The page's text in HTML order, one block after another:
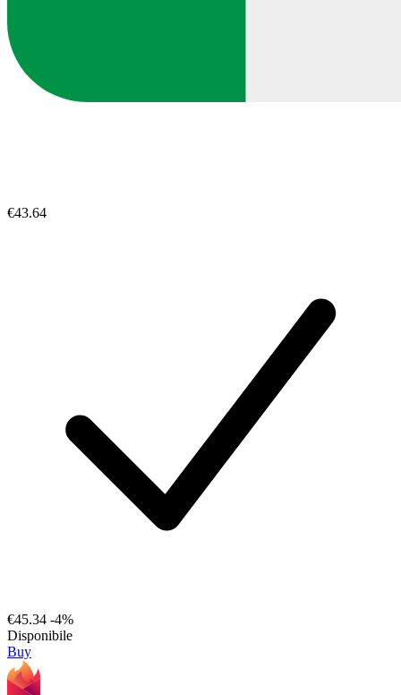
€43.64
€45.34 -4%
Disponibile
Buy